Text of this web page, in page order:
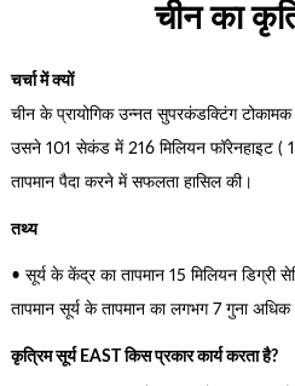
चीन का
चर्चा में क्यों
चीन के प्रायोगिक उन्नत सुपरकंडक्टिंग टोकामक (
उसने 101 सेकंड में 216 मिलियन फॉरेनहाइट (
तापमान पैदा करने में सफलता हासिल की।
तथ्य
• सूर्य के केंद्र का तापमान 15 मिलियन डिग्री
तापमान सूर्य के तापमान का लगभग 7 गुना अधिक
कृत्रिम सूर्य EAST किस प्रकार कार्य करता है?